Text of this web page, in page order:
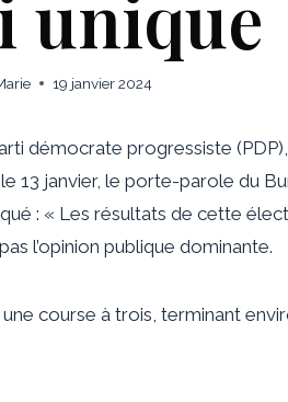
unique
19 janvier 2024
démocrate progressiste
13 janvier, le porte-parole du
: « Les résultats de cette
l’opinion publique dominante.
course à trois, terminant